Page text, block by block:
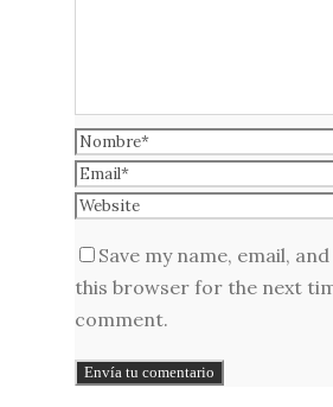
Save my name, email,
this browser for the next
comment.